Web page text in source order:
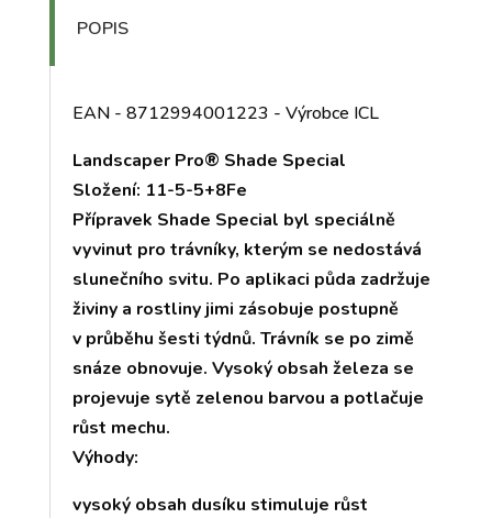
POPIS
EAN - 8712994001223 - Výrobce ICL
Landscaper Pro® Shade Special
Složení: 11-5-5+8Fe
Přípravek Shade Special byl speciálně
vyvinut pro trávníky, kterým se nedostává
slunečního svitu. Po aplikaci půda zadržuje
živiny a rostliny jimi zásobuje postupně
v průběhu šesti týdnů. Trávník se po zimě
snáze obnovuje. Vysoký obsah železa se
projevuje sytě zelenou barvou a potlačuje
růst mechu.
Výhody:
vysoký obsah dusíku stimuluje růst